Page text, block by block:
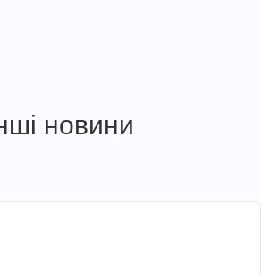
новини